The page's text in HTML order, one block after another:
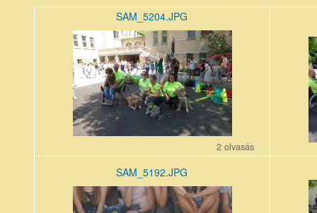
SAM_5204.JPG
SAM_5204.JPG
2 olvasás
SAM_5192.JPG
SAM_5192.JPG